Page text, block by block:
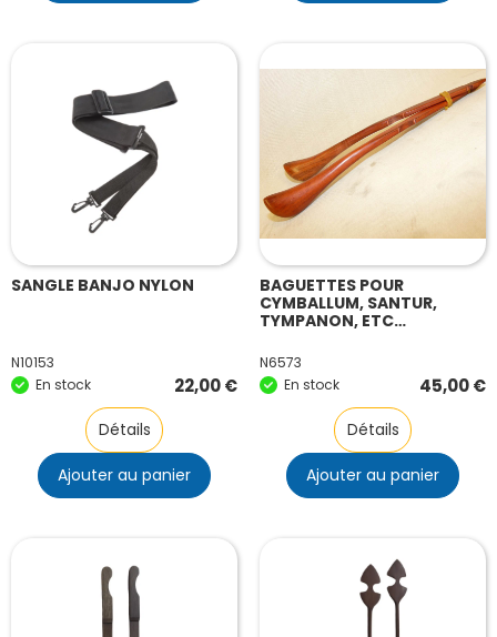
SANGLE BANJO NYLON
N10153
En stock
22,00€
Détails
Ajouter au panier
BAGUETTES POUR
CYMBALLUM, SANTUR,
TYMPANON, ETC…
N6573
En stock
45,00€
Détails
Ajouter au panier